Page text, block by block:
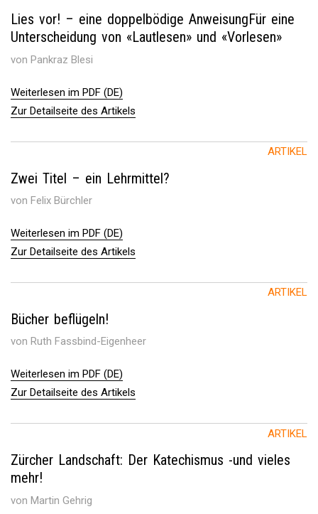
Lies vor! – eine doppelbödige AnweisungFür eine
Unterscheidung von «Lautlesen» und «Vorlesen»
von Pankraz Blesi
Weiterlesen im PDF (DE)
Zur Detailseite des Artikels
ARTIKEL
Zwei Titel – ein Lehrmittel?
von Felix Bürchler
Weiterlesen im PDF (DE)
Zur Detailseite des Artikels
ARTIKEL
Bücher beflügeln!
von Ruth Fassbind-Eigenheer
Weiterlesen im PDF (DE)
Zur Detailseite des Artikels
ARTIKEL
Zürcher Landschaft: Der Katechismus -und vieles
mehr!
von Martin Gehrig